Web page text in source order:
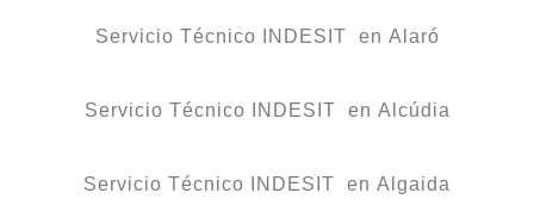
Servicio Técnico INDESIT en Alaró
Servicio Técnico INDESIT en Alcúdia
Servicio Técnico INDESIT en Algaida